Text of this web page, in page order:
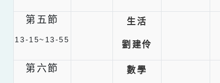
第五節
13-15~13-55
生活
劉建伶
第六節 數學